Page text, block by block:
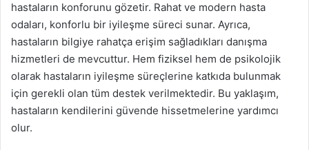
hastaların konforunu gözetir. Rahat ve modern hasta
odaları, konforlu bir iyileşme süreci sunar. Ayrıca,
hastaların bilgiye rahatça erişim sağladıkları danışma
hizmetleri de mevcuttur. Hem fiziksel hem de psikolojik
olarak hastaların iyileşme süreçlerine katkıda bulunmak
için gerekli olan tüm destek verilmektedir. Bu yaklaşım,
hastaların kendilerini güvende hissetmelerine yardımcı
olur.